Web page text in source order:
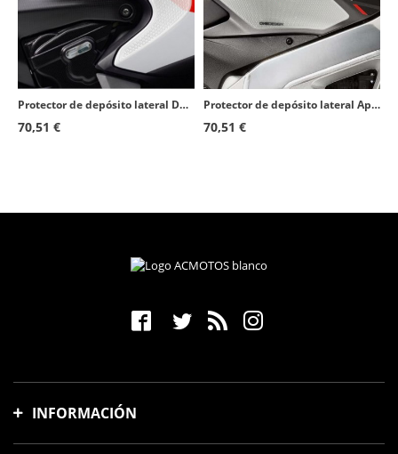
Protector de depósito lateral Ducati 1199/1299/899/959 Panigale (12-19) color Transparente de Puig 20066W
70,51 €
Protector de depósito lateral Aprilia RSV4 (09-20), Tuono V4R (11-14) color Transparente de Puig 20060W
70,51 €
INFORMACIÓN